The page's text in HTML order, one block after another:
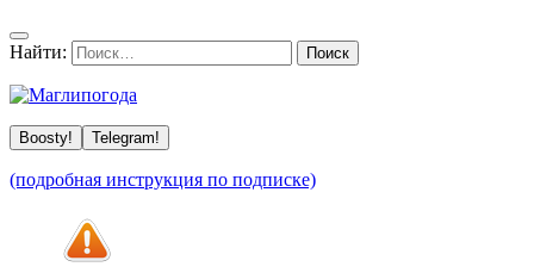
Найти:
Boosty! Telegram!
(подробная инструкция по подписке)